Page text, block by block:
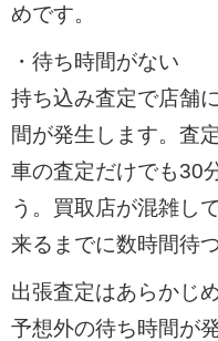
めです。
・待ち時間がない
持ち込み査定で店舗
間が発生します。査
車の査定だけでも30
う。買取店が混雑し
来るまでに数時間待
出張査定はあらかじ
予想外の待ち時間が